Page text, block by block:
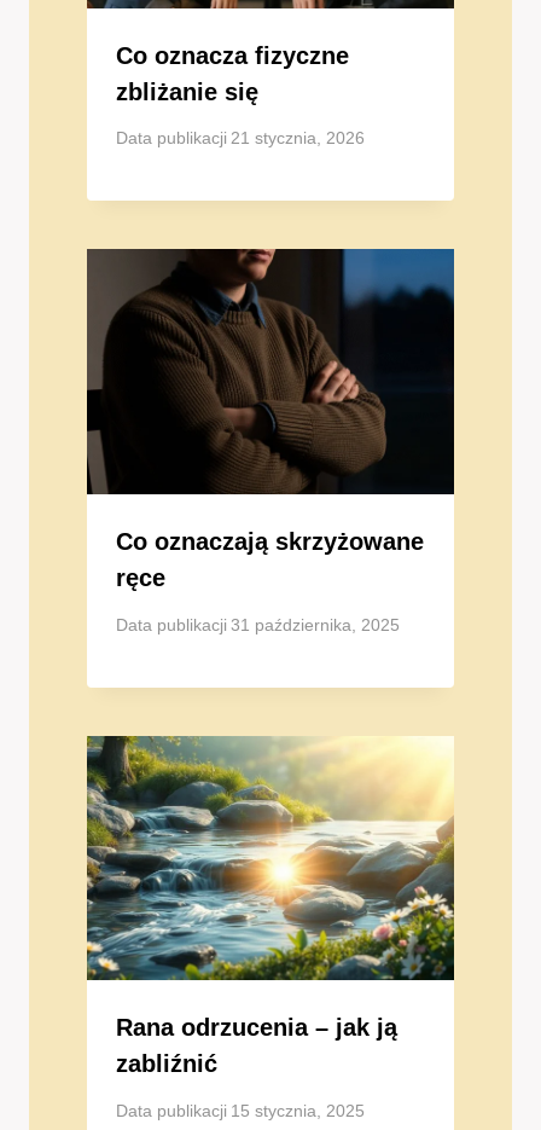
Co oznacza fizyczne
zbliżanie się
Data publikacji 21 stycznia, 2026
Co oznaczają skrzyżowane
ręce
Data publikacji 31 października, 2025
Rana odrzucenia – jak ją
zabliźnić
Data publikacji 15 stycznia, 2025